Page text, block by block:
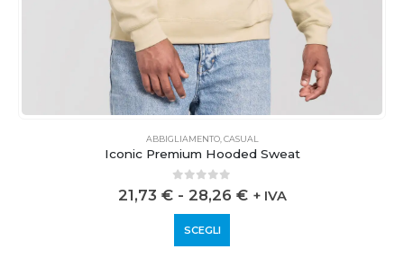
ABBIGLIAMENTO,CASUAL
Iconic Premium Hooded Sweat
0 out of 5
21,73 € - 28,26 € + IVA
SCEGLI